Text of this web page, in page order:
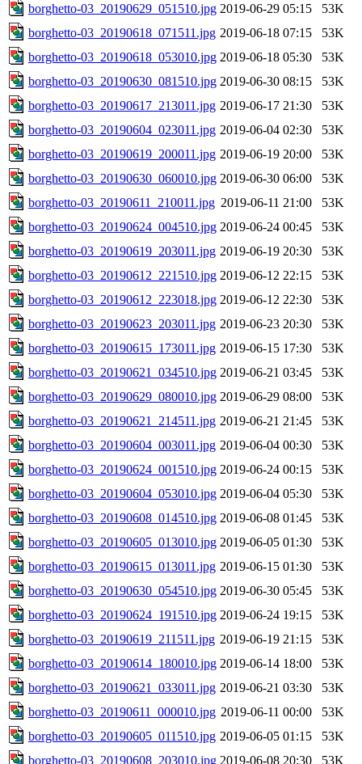
borghetto-03_20190629_051510.jpg 2019-06-29 05:15
53K
borghetto-03_20190618_071511.jpg 2019-06-18 07:15
53K
borghetto-03_20190618_053010.jpg 2019-06-18 05:30
53K
borghetto-03_20190630_081510.jpg 2019-06-30 08:15
53K
borghetto-03_20190617_213011.jpg 2019-06-17 21:30
53K
borghetto-03_20190604_023011.jpg 2019-06-04 02:30
53K
borghetto-03_20190619_200011.jpg 2019-06-19 20:00
53K
borghetto-03_20190630_060010.jpg 2019-06-30 06:00
53K
borghetto-03_20190611_210011.jpg 2019-06-11 21:00
53K
borghetto-03_20190624_004510.jpg 2019-06-24 00:45
53K
borghetto-03_20190619_203011.jpg 2019-06-19 20:30
53K
borghetto-03_20190612_221510.jpg 2019-06-12 22:15
53K
borghetto-03_20190612_223018.jpg 2019-06-12 22:30
53K
borghetto-03_20190623_203011.jpg 2019-06-23 20:30
53K
borghetto-03_20190615_173011.jpg 2019-06-15 17:30
53K
borghetto-03_20190621_034510.jpg 2019-06-21 03:45
53K
borghetto-03_20190629_080010.jpg 2019-06-29 08:00
53K
borghetto-03_20190621_214511.jpg 2019-06-21 21:45
53K
borghetto-03_20190604_003011.jpg 2019-06-04 00:30
53K
borghetto-03_20190624_001510.jpg 2019-06-24 00:15
53K
borghetto-03_20190604_053010.jpg 2019-06-04 05:30
53K
borghetto-03_20190608_014510.jpg 2019-06-08 01:45
53K
borghetto-03_20190605_013010.jpg 2019-06-05 01:30
53K
borghetto-03_20190615_013011.jpg 2019-06-15 01:30
53K
borghetto-03_20190630_054510.jpg 2019-06-30 05:45
53K
borghetto-03_20190624_191510.jpg 2019-06-24 19:15
53K
borghetto-03_20190619_211511.jpg 2019-06-19 21:15
53K
borghetto-03_20190614_180010.jpg 2019-06-14 18:00
53K
borghetto-03_20190621_033011.jpg 2019-06-21 03:30
53K
borghetto-03_20190611_000010.jpg 2019-06-11 00:00
53K
borghetto-03_20190605_011510.jpg 2019-06-05 01:15
53K
borghetto-03_20190608_203010.jpg 2019-06-08 20:30
53K